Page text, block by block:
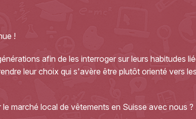
!
afin de les interroger sur leurs habitudes
leur choix qui s'avère être plutôt orienté vers
marché local de vêtements en Suisse avec nous ?